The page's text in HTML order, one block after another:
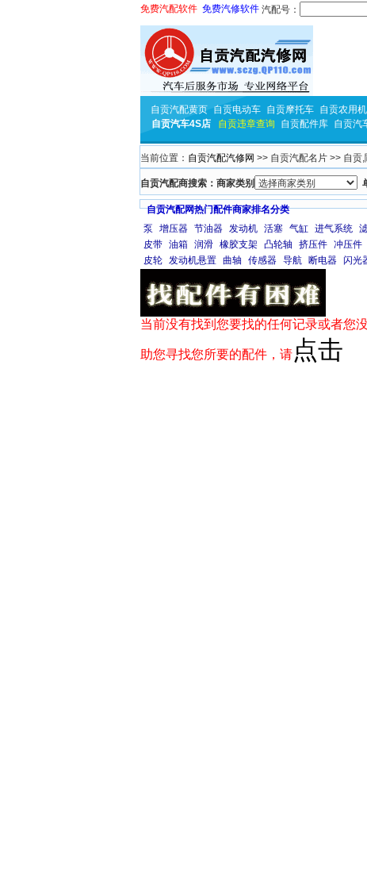
免费汽配软件 免费汽修软件 汽配号：
自贡汽配黄页 自贡电动车 自贡摩托车 自贡农用
自贡汽车4S店
自贡违章查询 自贡配件库 自贡汽
当前位置： 自贡汽配汽修网 >> 自贡汽配名片 >> 自贡
自贡汽配商搜索：商家类别
自贡汽配网热门配件商家排名分类
泵
增压器 节油器 发动机 活塞 气缸 进气系统
皮带 油箱 润滑 橡胶支架 凸轮轴 挤压件 冲压件
皮轮 发动机悬置 曲轴 传感器 导航 断电器 闪光
当前没有找到您要找的任何记录或者您
助您寻找您所要的配件，请 点击